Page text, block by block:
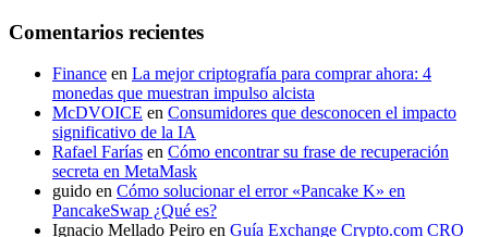
Comentarios recientes
Finance en La mejor criptografía para comprar ahora: 4
monedas que muestran impulso alcista
McDVOICE en Consumidores que desconocen el impacto
significativo de la IA
Rafael Farías en Cómo encontrar su frase de recuperación
secreta en MetaMask
guido en Cómo solucionar el error «Pancake K» en
PancakeSwap ¿Qué es?
Ignacio Mellado Peiro en Guía Exchange Crypto.com CRO